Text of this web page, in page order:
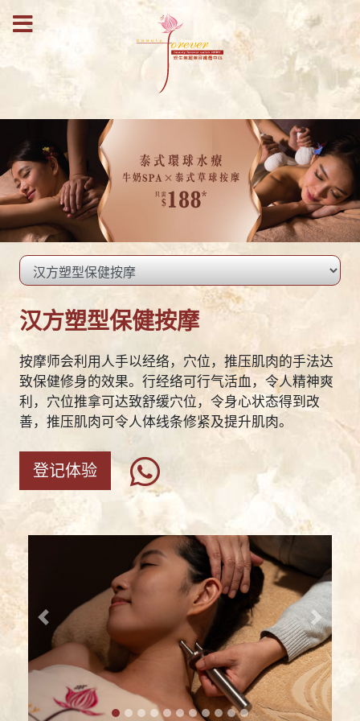
汉方塑型保健按摩
按摩师会利用人手以经络，穴位，推压肌肉的手法达
致保健修身的效果。行经络可行气活血，令人精神爽
利，穴位推拿可达致舒缓穴位，令身心状态得到改
善，推压肌肉可令人体线条修紧及提升肌肉。
登记体验
Previous Next